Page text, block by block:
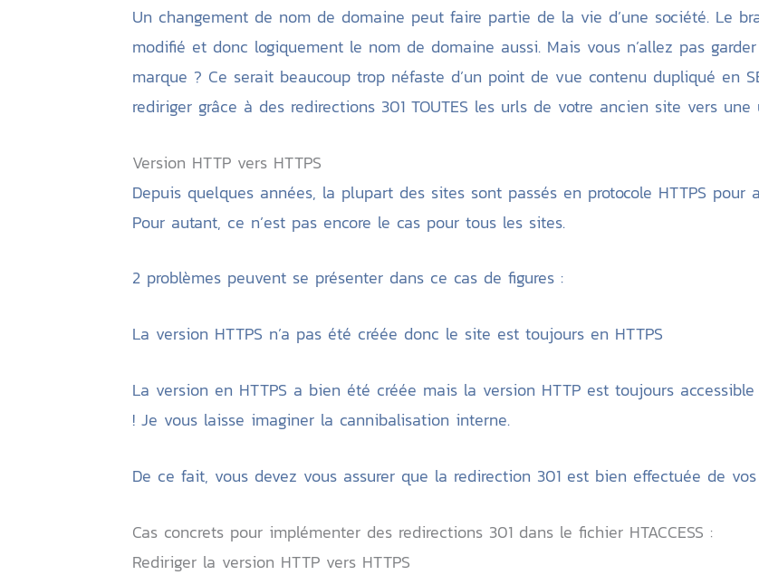
Un changement de nom de domaine peut faire partie de la vie d’une société. Le
modifié et donc logiquement le nom de domaine aussi. Mais vous n’allez pas
marque ? Ce serait beaucoup trop néfaste d’un point de vue contenu dupliqué en
rediriger grâce à des redirections 301 TOUTES les urls de votre ancien site vers
Version HTTP vers HTTPS
Depuis quelques années, la plupart des sites sont passés en protocole HTTPS
Pour autant, ce n’est pas encore le cas pour tous les sites.
2 problèmes peuvent se présenter dans ce cas de figures :
La version HTTPS n’a pas été créée donc le site est toujours en HTTPS
La version en HTTPS a bien été créée mais la version HTTP est toujours
! Je vous laisse imaginer la cannibalisation interne.
De ce fait, vous devez vous assurer que la redirection 301 est bien effectuée de
Cas concrets pour implémenter des redirections 301 dans le fichier HTACCESS :
Rediriger la version HTTP vers HTTPS